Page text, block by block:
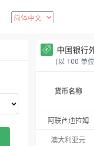
中国银行
(以 100 单
货币名称
阿联酋迪拉姆
澳大利亚元